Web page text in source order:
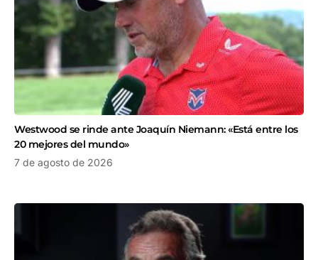
Westwood se rinde ante Joaquín Niemann: «Está entre los
20 mejores del mundo»
7 de agosto de 2026